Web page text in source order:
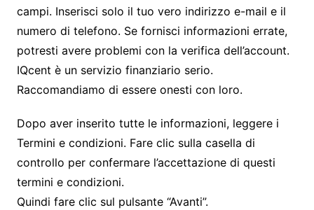
campi. Inserisci solo il tuo vero indirizzo e-mail e il
numero di telefono. Se fornisci informazioni errate,
potresti avere problemi con la verifica dell’account.
IQcent è un servizio finanziario serio.
Raccomandiamo di essere onesti con loro.
Dopo aver inserito tutte le informazioni, leggere i
Termini e condizioni. Fare clic sulla casella di
controllo per confermare l’accettazione di questi
termini e condizioni.
Quindi fare clic sul pulsante “Avanti”.